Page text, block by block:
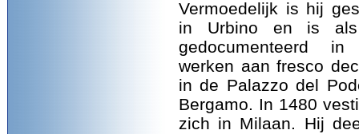
Vermoedelijk is hij
in Urbino en is
gedocumenteerd in
werken aan fresco
in de Palazzo del
Bergamo. In 1480
zich in Milaan. Hij